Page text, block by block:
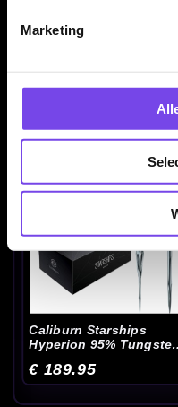
Marketing
Caliburn Sky 95%
Tungsten - Dartpijlen
€ 109.95
Caliburn Starships
Hyperion 95% Tungsten
€ 189.95